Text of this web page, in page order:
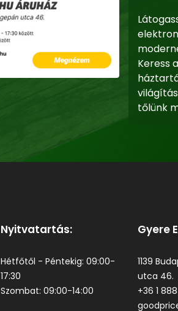
Keress
tőlünk
Nyitvatartás:
Hétfőtől - Péntekig: 09:00-
17:30
Szombat: 09:00-14:00
Gyere
1139
utca 46.
+36 1